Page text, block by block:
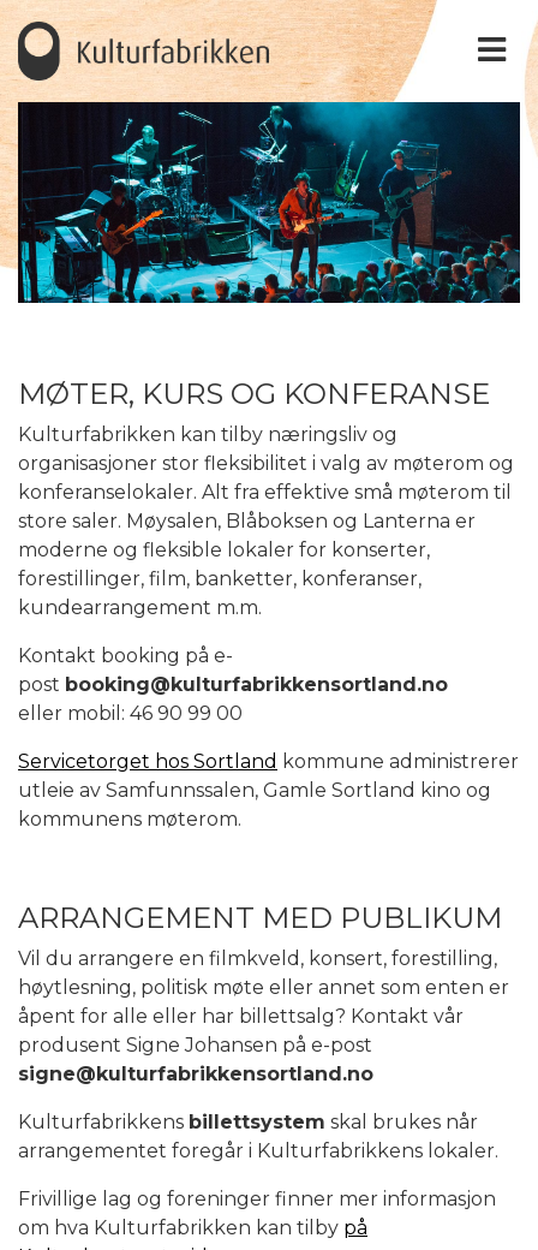
MØTER, KURS OG KONFERANSE
Kulturfabrikken kan tilby næringsliv og
organisasjoner stor fleksibilitet i valg av møterom og
konferanselokaler. Alt fra effektive små møterom til
store saler. Møysalen, Blåboksen og Lanterna er
moderne og fleksible lokaler for konserter,
forestillinger, film, banketter, konferanser,
kundearrangement m.m.
Kontakt booking på e-
post booking@kulturfabrikkensortland.no
eller mobil: 46 90 99 00
Servicetorget hos Sortland kommune administrerer
utleie av Samfunnssalen, Gamle Sortland kino og
kommunens møterom.
ARRANGEMENT MED PUBLIKUM
Vil du arrangere en filmkveld, konsert, forestilling,
høytlesning, politisk møte eller annet som enten er
åpent for alle eller har billettsalg? Kontakt vår
produsent Signe Johansen på e-post
signe@kulturfabrikkensortland.no
Kulturfabrikkens billettsystem skal brukes når
arrangementet foregår i Kulturfabrikkens lokaler.
Frivillige lag og foreninger finner mer informasjon
om hva Kulturfabrikken kan tilby på